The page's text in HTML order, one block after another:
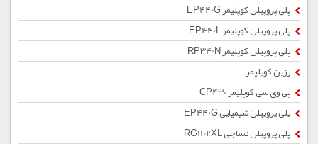
پلی پروپیلن کوپلیمر EP440G
پلی پروپیلن کوپلیمر EP440L
پلی پروپیلن کوپلیمر RP340N
رزین کوپلیمر
پی وی سی کوپلیمر CP430
پلی پروپیلن شیمیایی EP440G
پلی پروپیلن نساجی RG1102XL